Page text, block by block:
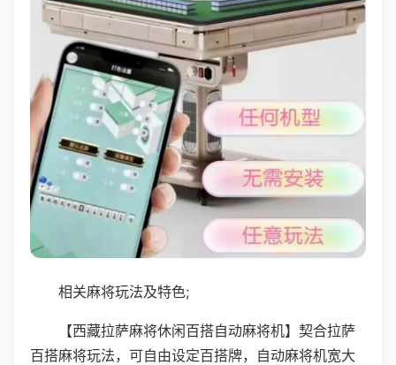
相关麻将玩法及特色;
【西藏拉萨麻将休闲百搭自动麻将机】契合拉萨
百搭麻将玩法，可自由设定百搭牌，自动麻将机宽大